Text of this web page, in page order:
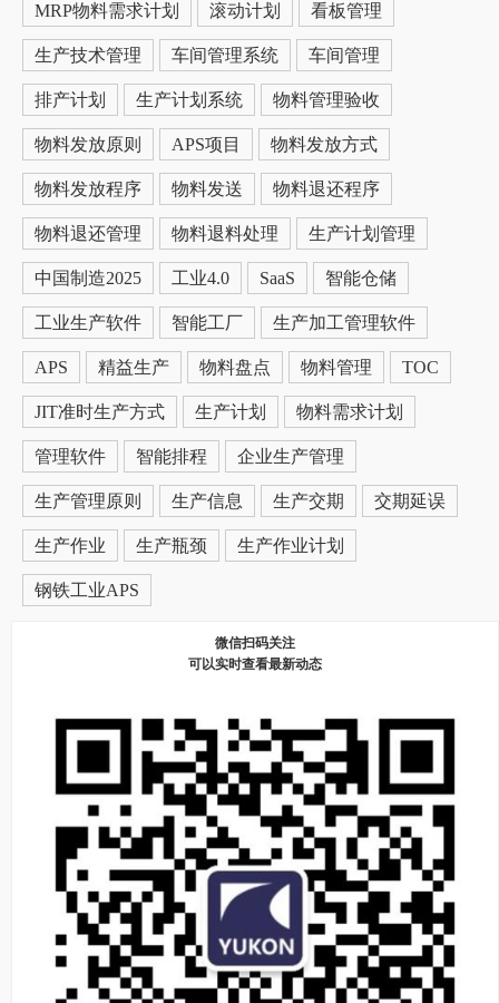
MRP物料需求计划 滚动计划 看板管理
生产技术管理 车间管理系统 车间管理
排产计划 生产计划系统 物料管理验收
物料发放原则 APS项目 物料发放方式
物料发放程序 物料发送 物料退还程序
物料退还管理 物料退料处理 生产计划管理
中国制造2025 工业4.0 SaaS 智能仓储
工业生产软件 智能工厂 生产加工管理软件
APS 精益生产 物料盘点 物料管理 TOC
JIT准时生产方式 生产计划 物料需求计划
管理软件 智能排程 企业生产管理
生产管理原则 生产信息 生产交期 交期延误
生产作业 生产瓶颈 生产作业计划
钢铁工业APS
微信扫码关注
可以实时查看最新动态